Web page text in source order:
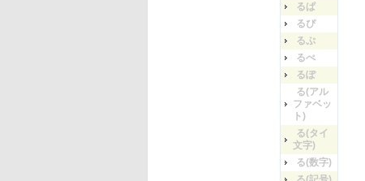
るぱ
るぴ
るぷ
るぺ
るぽ
る(アル
ファベッ
ト)
る(タイ
文字)
る(数字)